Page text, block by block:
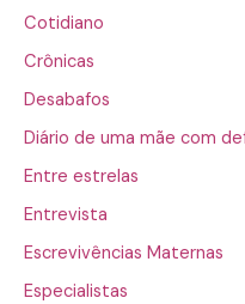
Cotidiano
Crônicas
Desabafos
Diário de uma mãe com
Entre estrelas
Entrevista
Escrevivências Maternas
Especialistas